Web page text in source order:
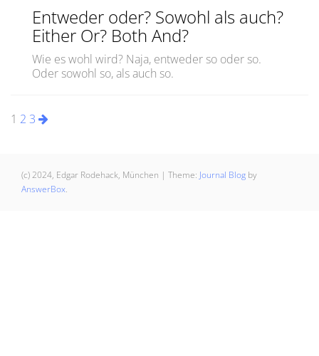
Entweder oder? Sowohl als auch?
Either Or? Both And?
Wie es wohl wird? Naja, entweder so oder so.
Oder sowohl so, als auch so.
Seitennummerierung
Beiträge
1 2 3
(c) 2024, Edgar Rodehack, München | Theme: Journal Blog by
AnswerBox.